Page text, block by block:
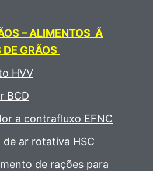
– ALIMENTOS Ã
GRÃOS
HVV
BCD
a contrafluxo EFNC
de ar rotativa HSC
de rações para